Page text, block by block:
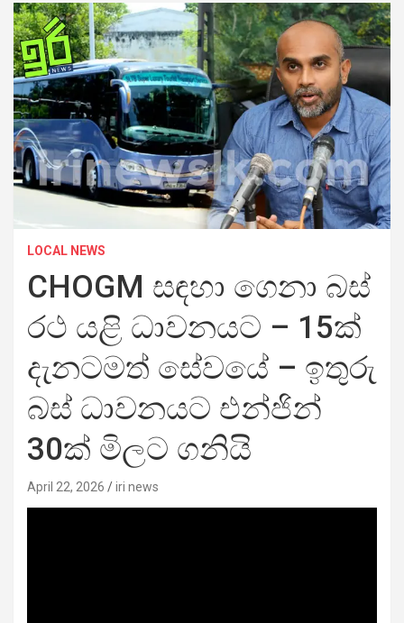
LOCAL NEWS
CHOGM සඳහා ගෙනා බස්
රථ යළි ධාවනයට – 15ක්
දැනටමත් සේවයේ – ඉතුරු
බස් ධාවනයට එන්ජින්
30ක් මිලට ගනියි
April 22, 2026 iri news